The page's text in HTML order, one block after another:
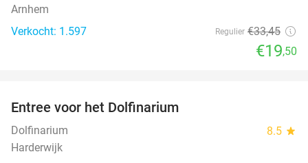
Arnhem
Verkocht: 1.597
Regulier €33,45
€19,50
Entree voor het Dolfinarium
Dolfinarium 8.5 star
Harderwijk